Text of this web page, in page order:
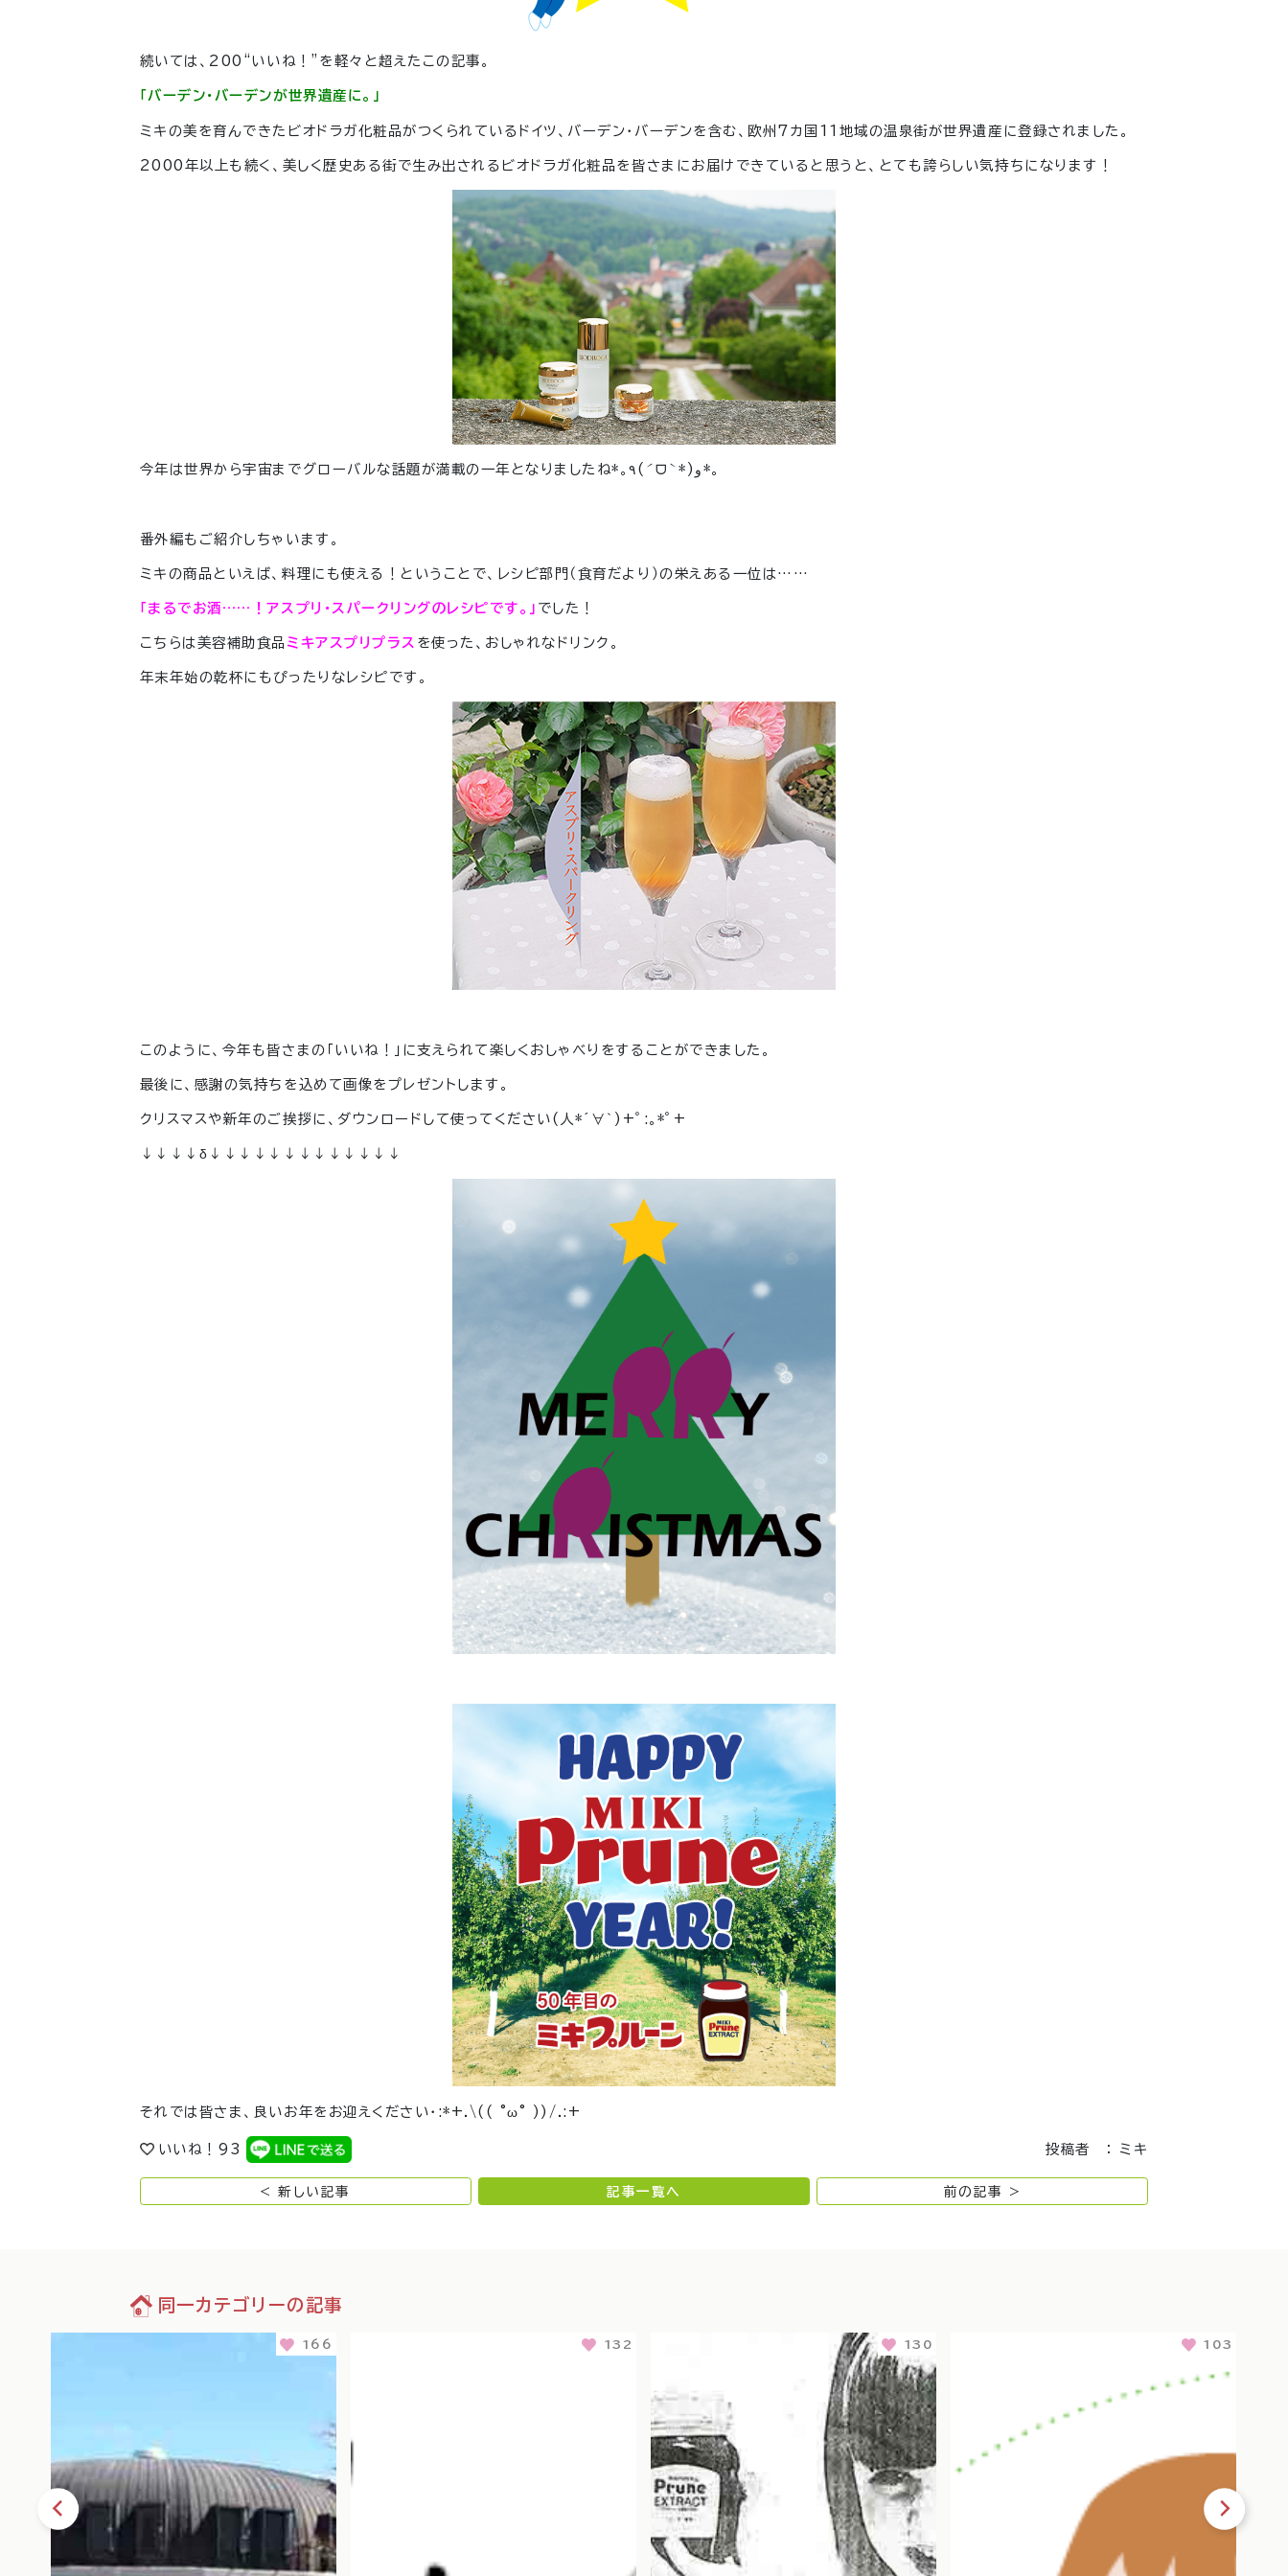
続いては、200“いいね！”を軽々と超えたこの記事。
「バーデン・バーデンが世界遺産に。」
ミキの美を育んできたビオドラガ化粧品がつくられているドイツ、バーデン・バーデンを含む、 欧州7カ国11地域の温泉街が世界遺産に登録されました。
2000年以上も続く、美しく歴史ある街で生み出されるビオドラガ化粧品を皆さまにお届けできていると思うと、とても誇らしい気持ちになります！
今年は世界から宇宙までグローバルな話題が満載の一年となりましたね* ｡ ٩ ( ˊᗜ ˋ*) و *｡
番外編もご紹介しちゃいます。
ミキの商品といえば、料理にも使える！ということで、レシピ部門（食育だより）の栄えある一位は……
「まるでお酒……！アスプリ・スパークリングのレシピです。」 でした！
こちらは美容補助食品 ミキアスプリプラス を使った、おしゃれなドリンク。
年末年始の乾杯にもぴったりなレシピです。
このように、今年も皆さまの「いいね！」に支えられて楽しくおしゃべりをすることができました。
最後に、感謝の気持ちを込めて画像をプレゼントします。
クリスマスや新年のご挨拶に、ダウンロードして使ってください (人*´∀｀)+ﾟ:｡*ﾟ+
↓↓↓↓δ↓↓↓↓↓↓↓↓↓↓↓↓↓
それでは皆さま、良いお年をお迎えください ･:*+.\(( °ω° ))/.:+
投稿者 ： ミキ
いいね！ 93
< 新しい記事 記事一覧へ 前の記事 >
同一カテゴリーの記事
166 132 130 103